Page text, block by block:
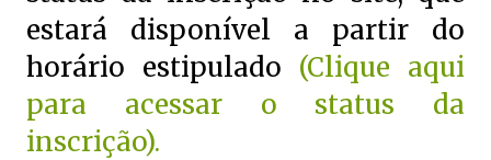
estará disponível a partir do
horário estipulado (Clique aqui
para acessar o status da
inscrição).